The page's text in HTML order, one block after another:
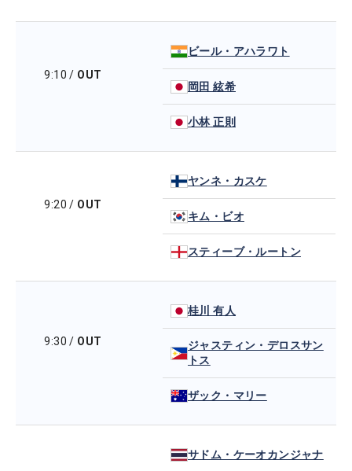
9:10 / OUT
ビール・アハラワト
岡田 絃希
小林 正則
9:20 / OUT
ヤンネ・カスケ
キム・ビオ
スティーブ・ルートン
9:30 / OUT
桂川 有人
ジャスティン・デロスサン
トス
ザック・マリー
サドム・ケーオカンジャナ